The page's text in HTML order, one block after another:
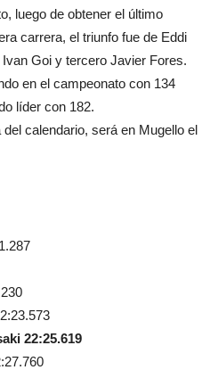
luego de obtener el último
carrera, el triunfo fue de Eddi
Goi y tercero Javier Fores.
en el campeonato con 134
líder con 182.
calendario, será en Mugello el
22:25.619